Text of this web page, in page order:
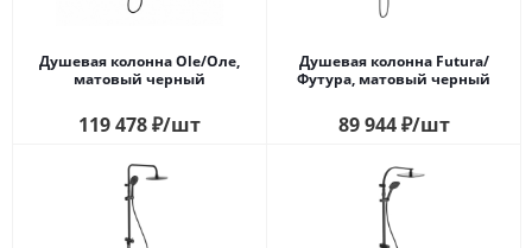
Душевая колонна Ole/Оле,
матовый черный
119 478₽/шт
Душевая колонна Futura/
Футура, матовый черный
89 944₽/шт